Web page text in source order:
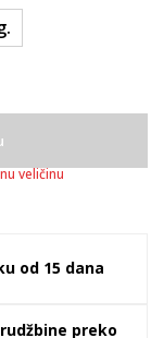
veličinu
od 15 dana
preko